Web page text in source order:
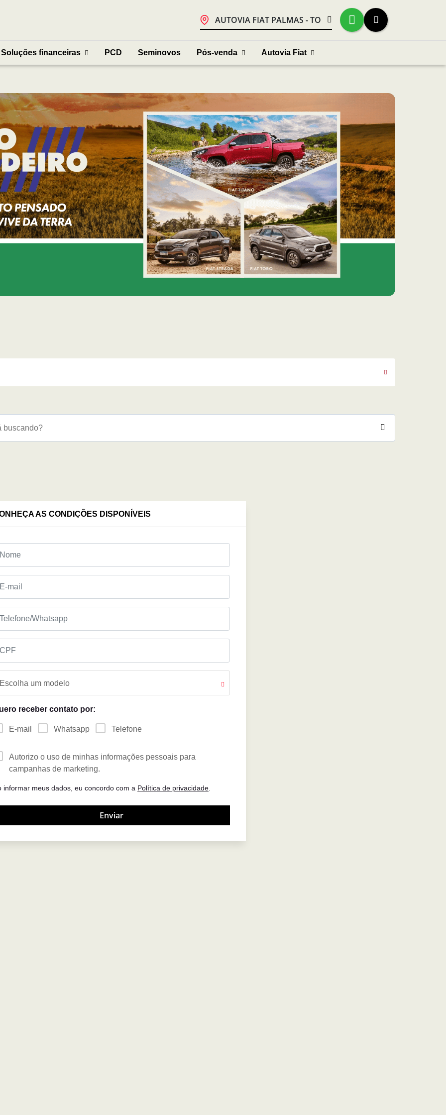
AUTOVIA FIAT PALMAS - TO
Soluções financeiras PCD Seminovos Pós-venda Autovia Fiat
AS CONDIÇÕES DISPONÍVEIS
Escolha um modelo
receber contato por:
E-mail Whatsapp Telefone
Autorizo o uso de minhas informações pessoais para
campanhas de marketing.
informar meus dados, eu concordo com a Política de privacidade
Enviar